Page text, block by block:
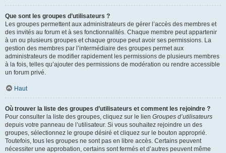
Que sont les groupes d’utilisateurs ?
Les groupes permettent aux administrateurs de gérer l’accès des membres et
des invités au forum et à ses fonctionnalités. Chaque membre peut appartenir
à un ou plusieurs groupes et chaque groupe peut avoir ses permissions. La
gestion des membres par l’intermédiaire des groupes permet aux
administrateurs de modifier rapidement les permissions de plusieurs membres
à la fois, telles qu’ajouter des permissions de modération ou rendre accessible
un forum privé.
Haut
Où trouver la liste des groupes d’utilisateurs et comment les rejoindre ?
Pour consulter la liste des groupes, cliquez sur le lien Groupes d’utilisateurs
depuis votre panneau de l’utilisateur. Si vous souhaitez rejoindre un des
groupes, sélectionnez le groupe désiré et cliquez sur le bouton approprié.
Toutefois, tous les groupes ne sont pas en libre accès. Certains peuvent
nécessiter une approbation, certains sont fermés et d’autres peuvent même